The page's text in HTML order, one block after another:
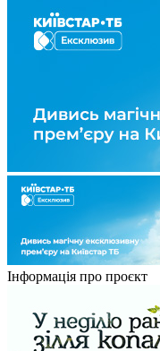
Інформація про проєкт